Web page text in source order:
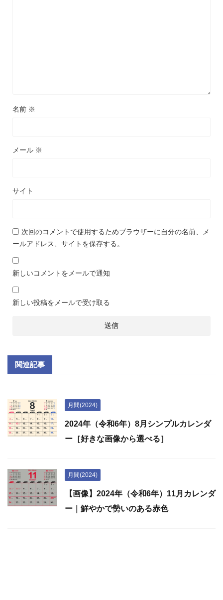
名前 ※
メール ※
サイト
次回のコメントで使用するためブラウザーに自分の名前、メ
ールアドレス、サイトを保存する。
新しいコメントをメールで通知
新しい投稿をメールで受け取る
関連記事
月間(2024)
2024年（令和6年）8月シンプルカレンダ
ー［好きな画像から選べる］
月間(2024)
【画像】2024年（令和6年）11月カレンダ
ー｜鮮やかで勢いのある赤色